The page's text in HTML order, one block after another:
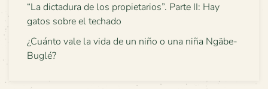
“La dictadura de los propietarios”. Parte II: Hay
gatos sobre el techado
¿Cuánto vale la vida de un niño o una niña Ngäbe-
Buglé?